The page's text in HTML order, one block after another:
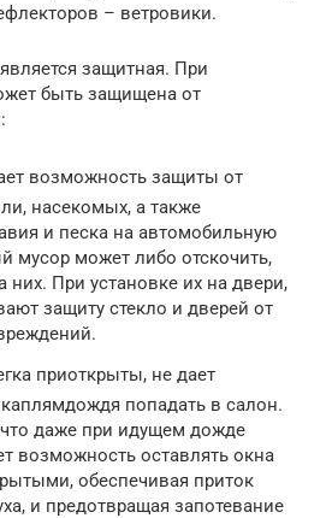
– ветровики.
защитная. При
быть защищена от
возможность защиты от
насекомых, а также
и песка на автомобильную
мусор может либо отскочить,
них. При установке их на двери,
защиту стекло и дверей от
приоткрыты, не дает
попадать в салон.
что даже при идущем дожде
возможность оставлять окна
обеспечивая приток
и предотвращая запотевание